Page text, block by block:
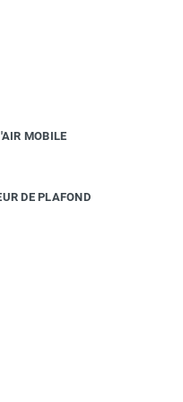
MOBILE
DE PLAFOND